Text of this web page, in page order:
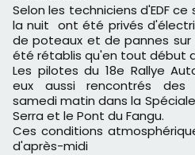
Selon les techniciens d'EDF
la nuit ont été privés
de poteaux et de pannes sur
été rétablis qu'en tout début
Les pilotes du 18e Rallye
eux aussi rencontrés des
samedi matin dans la
Serra et le Pont du Fangu.
Ces conditions
d'après-midi